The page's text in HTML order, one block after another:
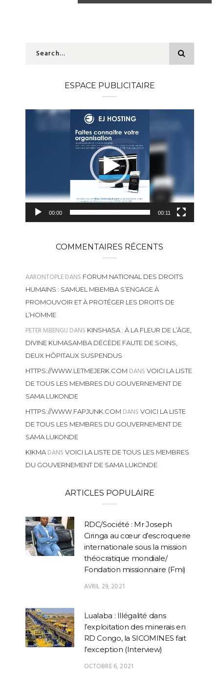
ESPACE PUBLICITAIRE
Lecteur
vidéo
00:00 00:11
COMMENTAIRES RÉCENTS
AARONTOPLEDANS FORUM NATIONAL DES DROITS
HUMAINS : SAMUEL MBEMBA S’ENGAGE À
PROMOUVOIR ET À PROTÉGER LES DROITS DE
L’HOMME
PETER MBENGU DANS KINSHASA : À LA FLEUR DE L’ÂGE,
DIVINE KUMASAMBA DÉCÈDE FAUTE DE SOINS,
DEUX HÔPITAUX SUSPENDUS
HTTPS://WWW.LETMEJERK.COM DANS VOICI LA LISTE
DE TOUS LES MEMBRES DU GOUVERNEMENT DE
SAMA LUKONDE
HTTPS://WWW.FAPJUNK.COM DANS VOICI LA LISTE
DE TOUS LES MEMBRES DU GOUVERNEMENT DE
SAMA LUKONDE
KIKMADANS VOICI LA LISTE DE TOUS LES MEMBRES
DU GOUVERNEMENT DE SAMA LUKONDE
ARTICLES POPULAIRE
RDC/Société : Mr Joseph
Ciringa au cœur d’escroquerie
internationale sous la mission
théocratique mondiale/
Fondation missionnaire (Fmi)
AVRIL 29, 2021
Lualaba : Illégalité dans
l’exploitation des minerais en
RD Congo, la SICOMINES fait
l’exception (Interview)
OCTOBRE 6, 2021